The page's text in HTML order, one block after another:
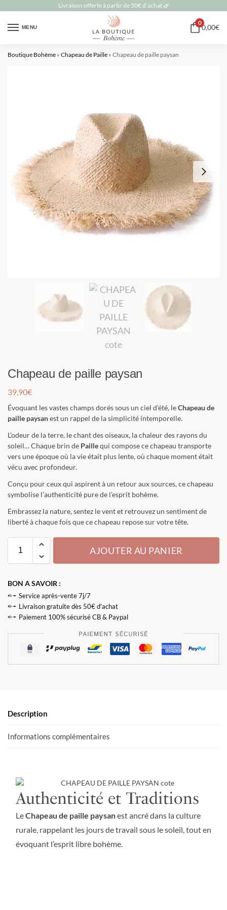
Livraison offerte à partir de 50€ d’achat 🌿
MENU
0
0,00€
Boutique Bohème » Chapeau de Paille » Chapeau de paille paysan
Chapeau de paille paysan
39,90€
Évoquant les vastes champs dorés sous un ciel d’été, leChapeau de
paille paysanest un rappel de la simplicité intemporelle.
L’odeur de la terre, le chant des oiseaux, la chaleur des rayons du
soleil… Chaque brin de Paillequi compose ce chapeau transporte
vers une époque où la vie était plus lente, où chaque moment était
vécu avec profondeur.
Conçu pour ceux qui aspirent à un retour aux sources, ce chapeau
symbolise l’authenticité pure de l’esprit bohème.
Embrassez la nature, sentez le vent et retrouvez un sentiment de
liberté à chaque fois que ce chapeau repose sur votre tête.
AJOUTER AU PANIER
BON A SAVOIR :
Service après-vente 7j/7
Livraison gratuite dès 50€ d'achat
Paiement 100% sécurisé CB & Paypal
Description
Informations complémentaires
Authenticité et Traditions
LeChapeau de paille paysanest ancré dans la culture
rurale, rappelant les jours de travail sous le soleil, tout en
évoquant l’esprit libre bohème.